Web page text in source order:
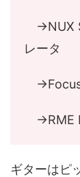
→NUX
レータ
→RME
ギターはピ